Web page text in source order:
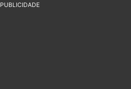
PUBLICIDADE